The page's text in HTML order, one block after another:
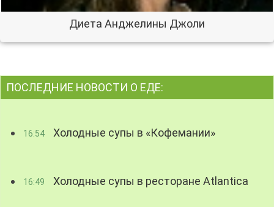
Диета Анджелины Джоли
ПОСЛЕДНИЕ НОВОСТИ О ЕДЕ:
16:54 Холодные супы в «Кофемании»
16:49 Холодные супы в ресторане Atlantica